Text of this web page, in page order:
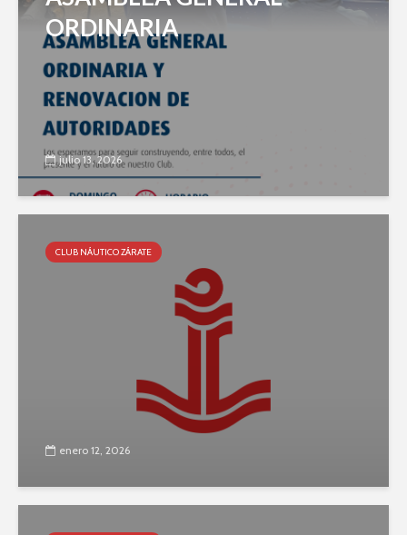
ORDINARIA
julio 13, 2026
CLUB NÁUTICO ZÁRATE
enero 12, 2026